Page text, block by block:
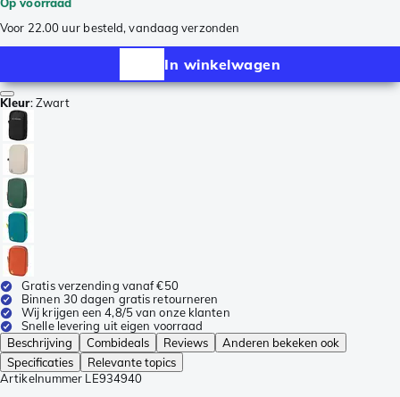
Op voorraad
Voor 22.00 uur besteld, vandaag verzonden
In winkelwagen
Kleur:Zwart
Gratis verzending vanaf €50
Binnen 30 dagen gratis retourneren
Wij krijgen een 4,8/5 van onze klanten
Snelle levering uit eigen voorraad
Beschrijving
Combideals Reviews
Anderen bekeken ook
Specificaties
Relevante topics
Artikelnummer LE934940